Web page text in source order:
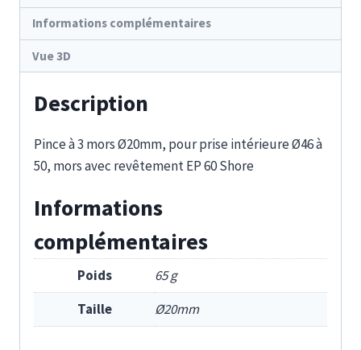
Informations complémentaires
Vue 3D
Description
Pince à 3 mors Ø20mm, pour prise intérieure Ø46 à
50, mors avec revêtement EP 60 Shore
Informations
complémentaires
Poids
65 g
Taille
Ø20mm